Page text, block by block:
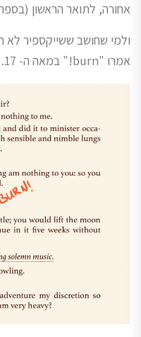
אחורה, לתואר הראשון
ולמי שחושב ששייקספיר לא
אמרו "burn!" במאה ה- 17.